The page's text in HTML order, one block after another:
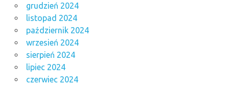
grudzień 2024
listopad 2024
październik 2024
wrzesień 2024
sierpień 2024
lipiec 2024
czerwiec 2024